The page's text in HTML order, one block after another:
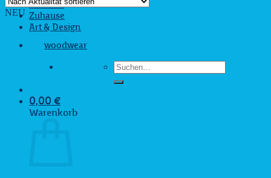
Outdoor
Zuhause
Art & Design
woodwear
Suchen
nach:
0,00 €
Warenkorb
NEU